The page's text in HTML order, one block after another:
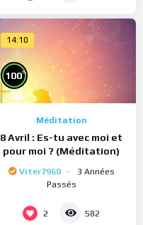
14:10
100%
Méditation
8 Avril : Es-tu avec moi et
pour moi ? (Méditation)
Viter7960
3 Années
Passés
2 582